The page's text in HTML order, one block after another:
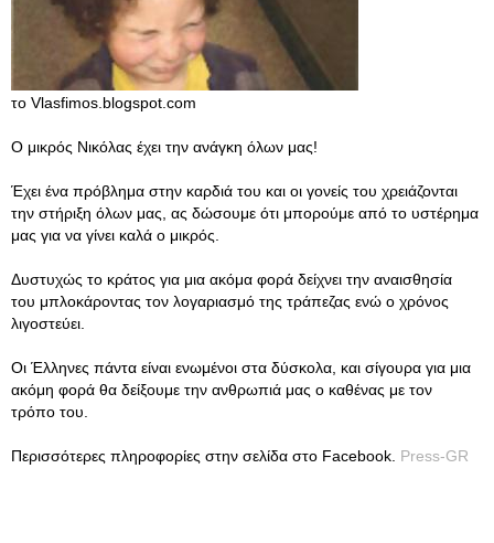
το Vlasfimos.blogspot.com
Ο μικρός Νικόλας έχει την ανάγκη όλων μας!
Έχει ένα πρόβλημα στην καρδιά του και οι γονείς του χρειάζονται
την στήριξη όλων μας, ας δώσουμε ότι μπορούμε από το υστέρημα
μας για να γίνει καλά ο μικρός.
Δυστυχώς το κράτος για μια ακόμα φορά δείχνει την αναισθησία
του μπλοκάροντας τον λογαριασμό της τράπεζας ενώ ο χρόνος
λιγοστεύει.
Οι Έλληνες πάντα είναι ενωμένοι στα δύσκολα, και σίγουρα για μια
ακόμη φορά θα δείξουμε την ανθρωπιά μας ο καθένας με τον
τρόπο του.
Περισσότερες πληροφορίες στην σελίδα στο Facebook. Press-GR